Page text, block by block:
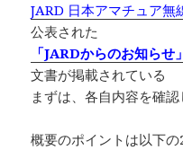
JARD 日本アマチュア無
公表された
「JARDからのお知らせ」
文書が掲載されている
まずは、各自内容を確
概要のポイントは以下